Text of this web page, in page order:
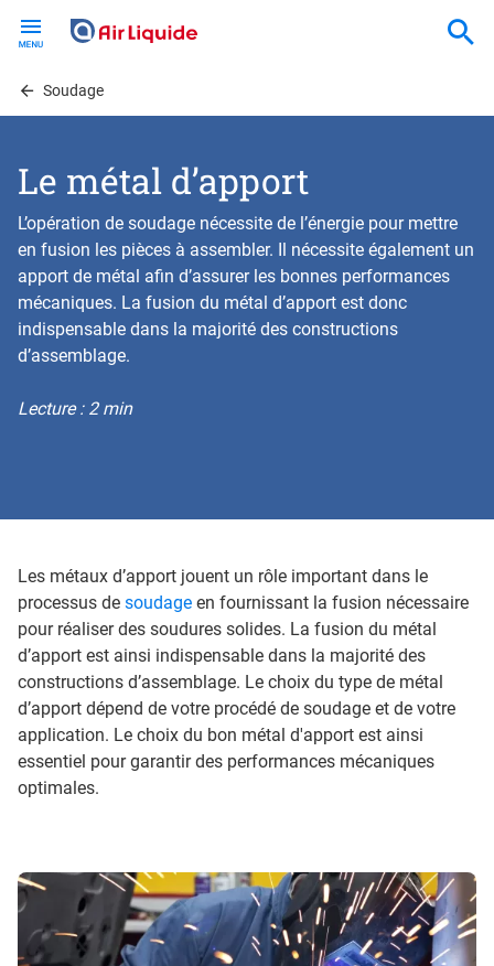
contentSoudage
Le métal d’apport
L’opération de soudage nécessite de l’énergie pour mettre
en fusion les pièces à assembler. Il nécessite également un
apport de métal afin d’assurer les bonnes performances
mécaniques. La fusion du métal d’apport est donc
indispensable dans la majorité des constructions
d’assemblage.
Lecture : 2 min
Les métaux d’apport jouent un rôle important dans le
processus de soudage en fournissant la fusion nécessaire
pour réaliser des soudures solides. La fusion du métal
d’apport est ainsi indispensable dans la majorité des
constructions d’assemblage. Le choix du type de métal
d’apport dépend de votre procédé de soudage et de votre
application. Le choix du bon métal d'apport est ainsi
essentiel pour garantir des performances mécaniques
optimales.